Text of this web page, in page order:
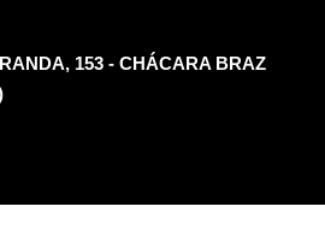
153 - CHÁCARA BRAZ